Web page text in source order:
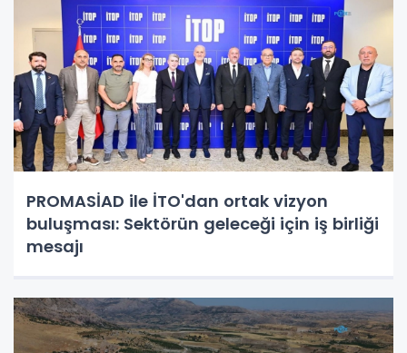
PROMASİAD ile İTO'dan ortak vizyon
buluşması: Sektörün geleceği için iş birliği
mesajı